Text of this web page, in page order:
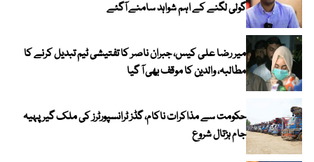
گولی لگنے کے اہم شواہد سامنے آگئے
میر رضا علی کیس، جبران ناصر کا تفتیشی ٹیم تبدیل کرنے کا
مطالبہ، والدین کا موقف بھی آ گیا
حکومت سے مذاکرات ناکام، گڈز ٹرانسپورٹرز کی ملک گیر پہیہ
جام ہڑتال شروع